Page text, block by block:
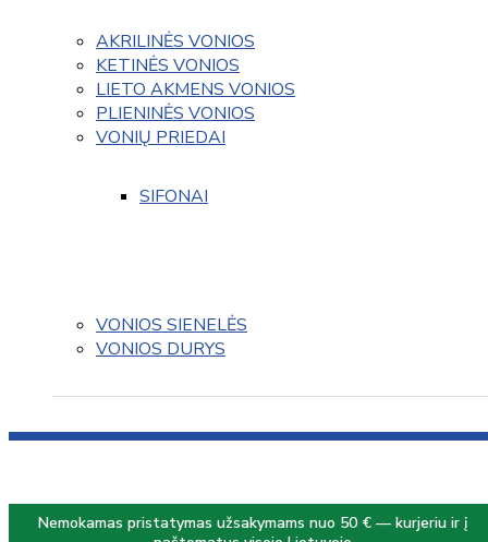
AKRILINĖS VONIOS
KETINĖS VONIOS
LIETO AKMENS VONIOS
PLIENINĖS VONIOS
VONIŲ PRIEDAI
SIFONAI
VONIOS SIENELĖS
VONIOS DURYS
Nemokamas pristatymas užsakymams nuo 50 € — kurjeriu ir į